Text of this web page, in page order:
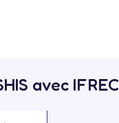
avec IFREC